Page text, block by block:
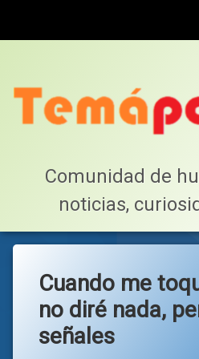
Lista de Megapost
Tabla de puntos
Comunidad de
noticias,
Cuando me
no diré nada,
señales